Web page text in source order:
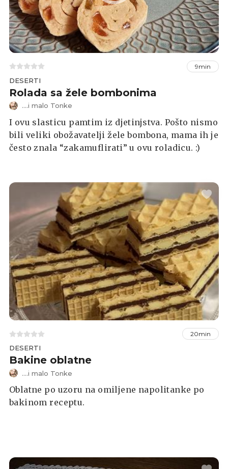
9min
DESERTI
Rolada sa žele bombonima
....i malo Tonke
I ovu slasticu pamtim iz djetinjstva. Pošto nismo
bili veliki obožavatelji žele bombona, mama ih je
često znala “zakamuflirati” u ovu roladicu. :)
20min
DESERTI
Bakine oblatne
....i malo Tonke
Oblatne po uzoru na omiljene napolitanke po
bakinom receptu.